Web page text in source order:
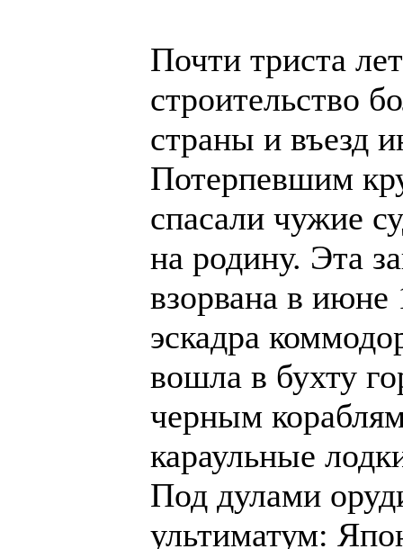
Почти триста
строительство
страны и въезд
Потерпевшим
спасали чужие
на родину. Эта
взорвана в июне
эскадра
вошла в бухту
черным
караульные
Под дулами
ультиматум: